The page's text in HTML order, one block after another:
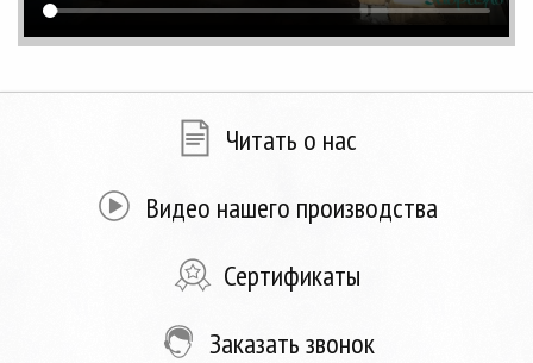
Читать о нас
Видео нашего производства
Сертификаты
Заказать звонок